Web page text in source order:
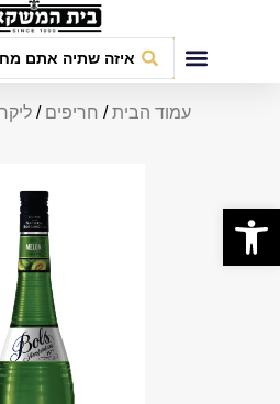
עמוד הבית/ חריפים /ליקר
פתח סרגל נגישות